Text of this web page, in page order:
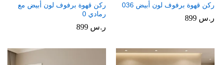
ركن قهوة برفوف لون أبيض 036
ر.س
ركن قهوة برفوف لون أبيض مع
رمادي 0
ر.س